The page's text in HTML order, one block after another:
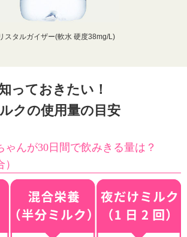
スタルガイザー(軟水 硬度38mg/L)
っておきたい！
クの使用量の目安
ゃんが30日間で飲みきる量は？